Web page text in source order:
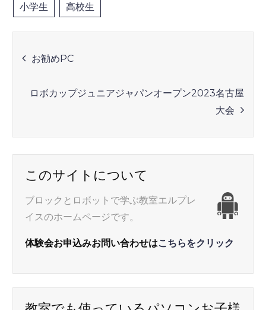
小学生
高校生
投
稿
ビ
ゲ
ー
シ
ョ
お勧めPC
ロボカップジュニアジャパンオープン2023名古屋
大会
このサイトについて
ブロックとロボットで学ぶ教室エルプレ
イスのホームページです。
体験会お申込みお問い合わせはこちらをクリック